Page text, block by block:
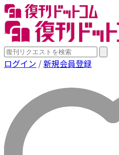
ログイン /新規会員登録